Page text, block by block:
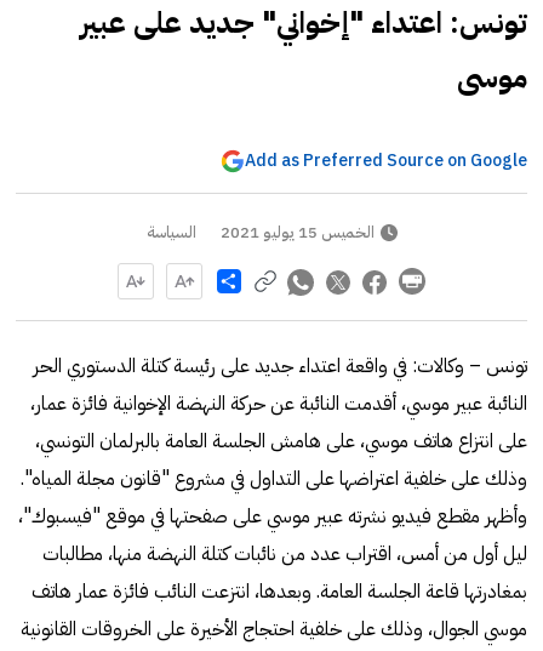
تونس: اعتداء "إخواني" جديد على عبير
موسى
Add as Preferred Source on Google
الخميس 15 يوليو 2021 السياسة
Share
تونس – وكالات: في واقعة اعتداء جديد على رئيسة كتلة الدستوري الحر
النائبة عبير موسي، أقدمت النائبة عن حركة النهضة الإخوانية فائزة عمار،
على انتزاع هاتف موسي، على هامش الجلسة العامة بالبرلمان التونسي،
وذلك على خلفية اعتراضها على التداول في مشروع "قانون مجلة المياه".
وأظهر مقطع فيديو نشرته عبير موسي على صفحتها في موقع "فيسبوك"،
ليل أول من أمس، اقتراب عدد من نائبات كتلة النهضة منها، مطالبات
بمغادرتها قاعة الجلسة العامة. وبعدها، انتزعت النائب فائزة عمار هاتف
موسي الجوال، وذلك على خلفية احتجاج الأخيرة على الخروقات القانونية